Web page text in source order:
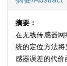
摘要：
在无线传感器
统的定位方法
感器误差的代